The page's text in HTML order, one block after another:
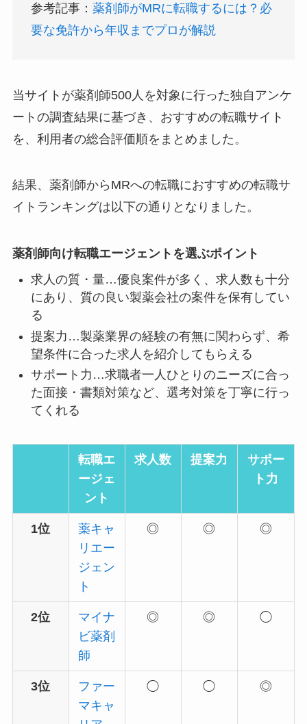
参考記事： 薬剤師がMRに転職するには？必
要な免許から年収までプロが解説
当サイトが薬剤師500人を対象に行った独自アンケ
ートの調査結果に基づき、おすすめの転職サイト
を、利用者の総合評価順をまとめました。
結果、薬剤師からMRへの転職におすすめの転職サ
イトランキングは以下の通りとなりました。
薬剤師向け転職エージェントを選ぶポイント
求人の質・量…優良案件が多く、求人数も十分
にあり、質の良い製薬会社の案件を保有してい
る
提案力…製薬業界の経験の有無に関わらず、希
望条件に合った求人を紹介してもらえる
サポート力…求職者一人ひとりのニーズに合っ
た面接・書類対策など、選考対策を丁寧に行っ
てくれる
転職エ
ージェ
ント
求人数 提案力
サポー
ト力
1位
薬キャ
リエー
ジェン
ト
◎ ◎ ◎
2位
マイナ
ビ薬剤
師
◎ ◎ ◯
3位
ファー
マキャ
◯ ◯ ◎